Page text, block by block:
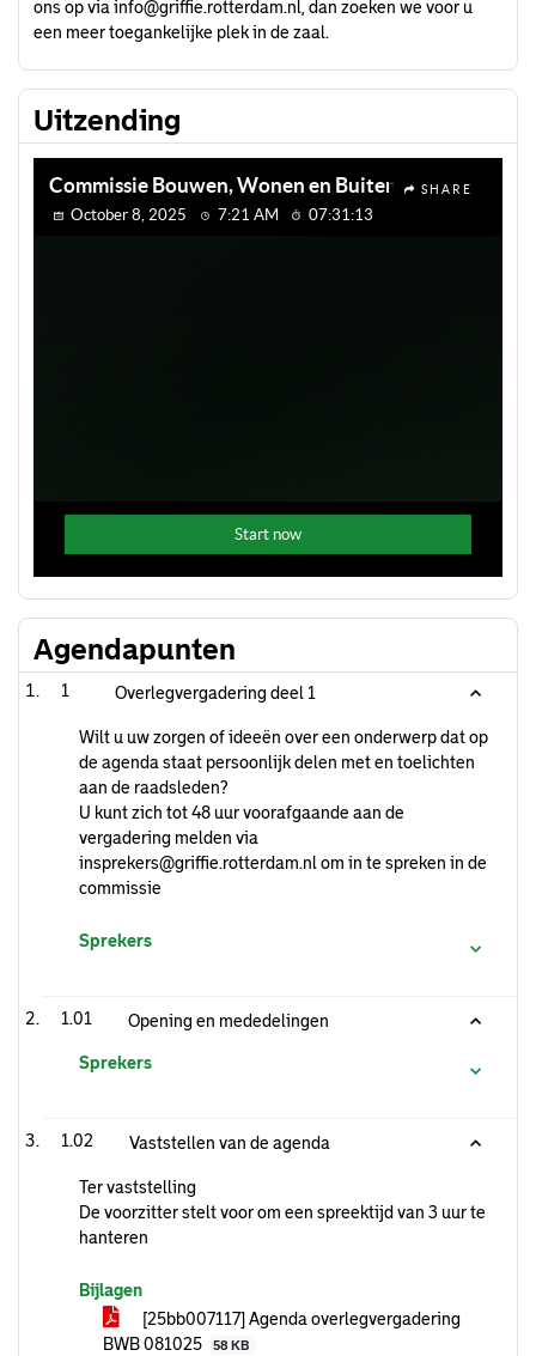
ons op via info@griffie.rotterdam.nl , dan zoeken we voor u
een meer toegankelijke plek in de zaal.
Uitzending
Agendapunten
1 Overlegvergadering deel 1
Wilt u uw zorgen of ideeën over een onderwerp dat op
de agenda staat persoonlijk delen met en toelichten
aan de raadsleden?
U kunt zich tot 48 uur voorafgaande aan de
vergadering melden via
insprekers@griffie.rotterdam.nl om in te spreken in de
commissie
Sprekers
1.01 Opening en mededelingen
Sprekers
1.02 Vaststellen van de agenda
Ter vaststelling
De voorzitter stelt voor om een spreektijd van 3 uur te
hanteren
Bijlagen
[25bb007117] Agenda overlegvergadering
BWB 081025
58 KB